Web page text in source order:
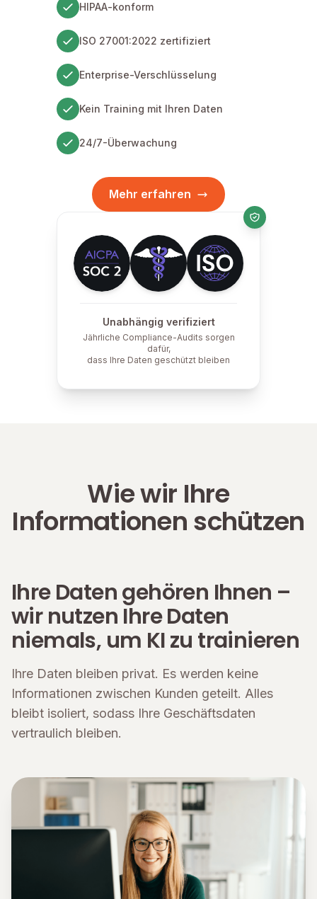
HIPAA-konform
ISO 27001:2022 zertifiziert
Enterprise-Verschlüsselung
Kein Training mit Ihren Daten
24/7-Überwachung
Mehr erfahren
Unabhängig verifiziert
Jährliche Compliance-Audits sorgen
dafür,
dass Ihre Daten geschützt bleiben
Wie wir Ihre
Informationen schützen
Ihre Daten gehören Ihnen –
wir nutzen Ihre Daten
niemals, um KI zu trainieren
Ihre Daten bleiben privat. Es werden keine
Informationen zwischen Kunden geteilt. Alles
bleibt isoliert, sodass Ihre Geschäftsdaten
vertraulich bleiben.